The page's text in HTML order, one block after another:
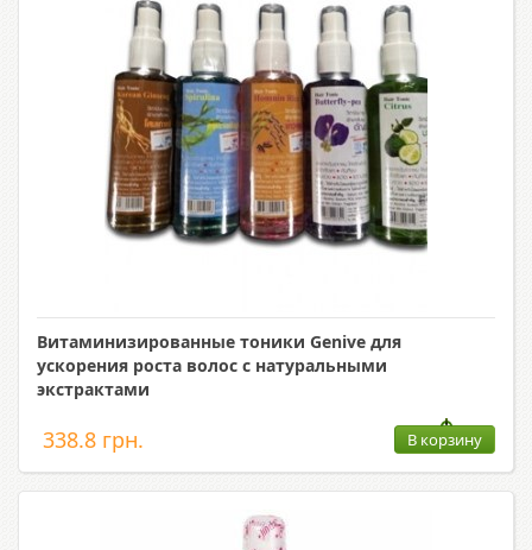
Витаминизированные тоники Genive для
ускорения роста волос с натуральными
экстрактами
338.8 грн. В корзину